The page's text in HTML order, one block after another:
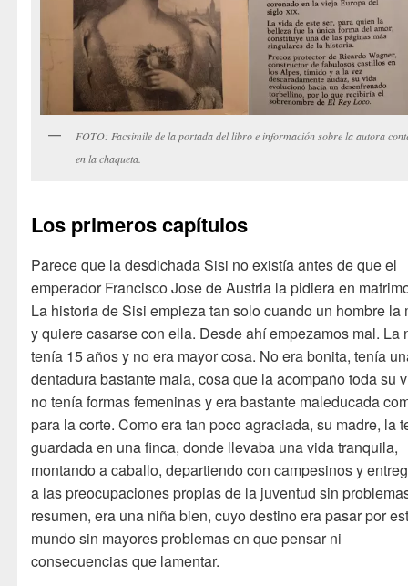
FOTO: Facsimile de la portada del libro e información sobre la autora
en la chaqueta.
Los primeros capítulos
Parece que la desdichada Sisi no existía antes de que el
emperador Francisco Jose de Austria la pidiera en
La historia de Sisi empieza tan solo cuando un hombre la
y quiere casarse con ella. Desde ahí empezamos mal. La
tenía 15 años y no era mayor cosa. No era bonita, tenía
dentadura bastante mala, cosa que la acompaño toda su
no tenía formas femeninas y era bastante maleducada
para la corte. Como era tan poco agraciada, su madre, la
guardada en una finca, donde llevaba una vida tranquila,
montando a caballo, departiendo con campesinos y
a las preocupaciones propias de la juventud sin
resumen, era una niña bien, cuyo destino era pasar por
mundo sin mayores problemas en que pensar ni
consecuencias que lamentar.